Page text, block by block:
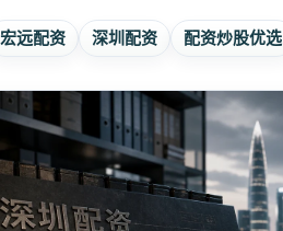
宏远配资 深圳配资 配资炒股优选